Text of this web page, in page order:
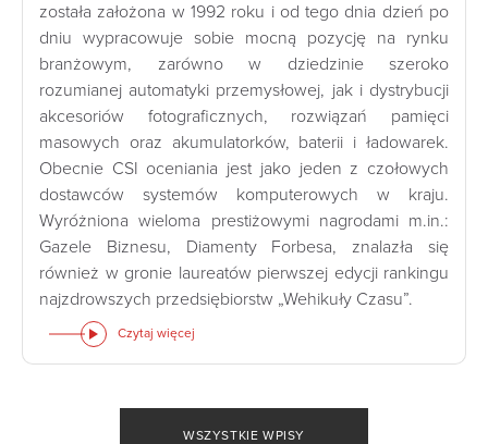
została założona w 1992 roku i od tego dnia dzień po
dniu wypracowuje sobie mocną pozycję na rynku
branżowym, zarówno w dziedzinie szeroko
rozumianej automatyki przemysłowej, jak i dystrybucji
akcesoriów fotograficznych, rozwiązań pamięci
masowych oraz akumulatorków, baterii i ładowarek.
Obecnie CSI oceniania jest jako jeden z czołowych
dostawców systemów komputerowych w kraju.
Wyróżniona wieloma prestiżowymi nagrodami m.in.:
Gazele Biznesu, Diamenty Forbesa, znalazła się
również w gronie laureatów pierwszej edycji rankingu
najzdrowszych przedsiębiorstw „Wehikuły Czasu”.
Czytaj więcej
WSZYSTKIE WPISY